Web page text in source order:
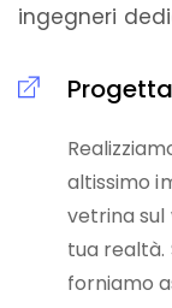
ingegneri
altissimo
vetrina
tua realtà.
forniamo